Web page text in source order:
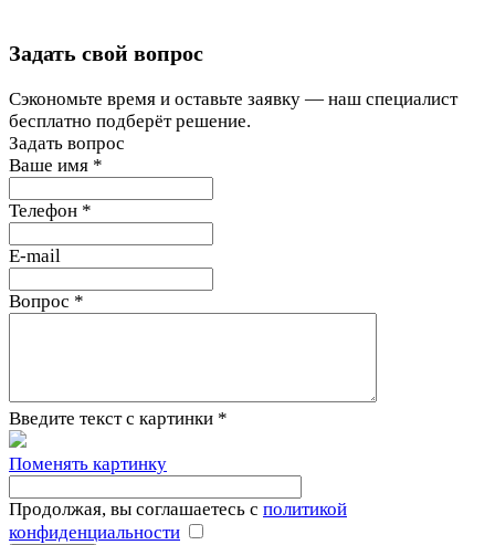
Задать свой вопрос
Сэкономьте время и оставьте заявку — наш специалист
бесплатно подберёт решение.
Задать вопрос
Ваше имя *
Телефон *
E-mail
Вопрос *
Введите текст с картинки *
Поменять картинку
Продолжая, вы соглашаетесь с политикой
конфиденциальности